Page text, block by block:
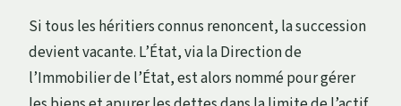
Si tous les héritiers connus renoncent, la succession
devient vacante. L’État, via la Direction de
l’Immobilier de l’État, est alors nommé pour gérer